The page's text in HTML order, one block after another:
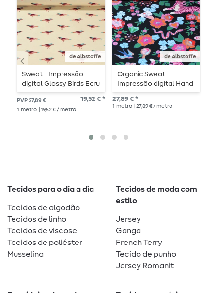
de Albstoffe
Sweat - Impressão
digital Glossy Birds Ecru
PVP 27,89 € 19,52 € *
1 metro | 19,52 € / metro
de Albstoffe
Organic Sweat -
Impressão digital Hand
On Heart Mixed
Emotion Preto
27,89 € *
1 metro | 27,89 € / metro
Tecidos para o dia a dia
Tecidos de algodão
Tecidos de linho
Tecidos de viscose
Tecidos de poliéster
Musselina
Tecidos de moda com
estilo
Jersey
Ganga
French Terry
Tecido de punho
Jersey Romanit